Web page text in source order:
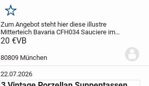
Merken
Zum Angebot steht hier diese illustre
Mitterteich Bavaria CFH034 Sauciere im
eigentlichen Bestzustand - Keine
Abmessungen von 17cm im Längenmaß
20 €VB
80809 München
22.07.2026